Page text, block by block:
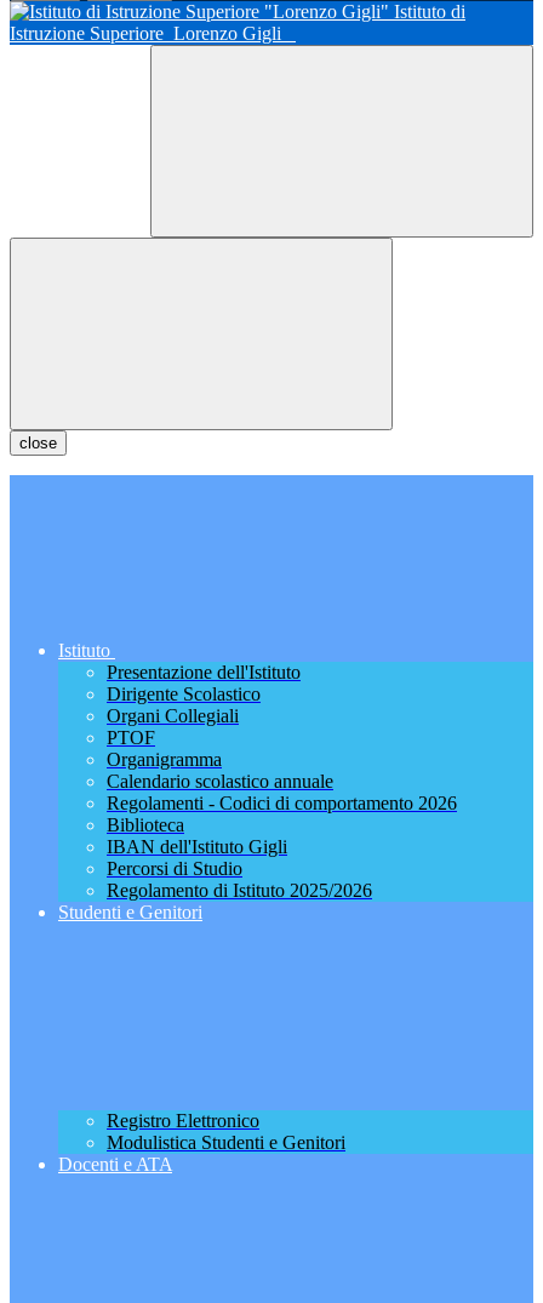
Istituto di
Istruzione Superiore Lorenzo Gigli
close
Istituto
Presentazione dell'Istituto
Dirigente Scolastico
Organi Collegiali
PTOF
Organigramma
Calendario scolastico annuale
Regolamenti - Codici di comportamento 2026
Biblioteca
IBAN dell'Istituto Gigli
Percorsi di Studio
Regolamento di Istituto 2025/2026
Studenti e Genitori
Registro Elettronico
Modulistica Studenti e Genitori
Docenti e ATA